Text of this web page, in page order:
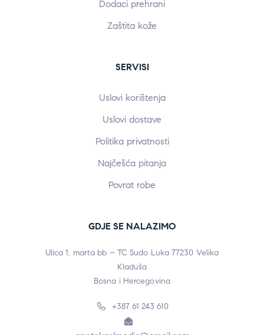
Dodaci prehrani
Zaštita kože
SERVISI
Uslovi korištenja
Uslovi dostave
Politika privatnosti
Najčešća pitanja
Povrat robe
GDJE SE NALAZIMO
Ulica 1. marta bb – TC Sudo Luka 77230 Velika
Kladuša
Bosna i Hercegovina
+387 61 243 610